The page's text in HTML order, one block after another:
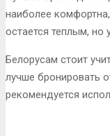
наиболее
остается теплым,
Белорусам стоит
лучше бронировать
рекомендуется